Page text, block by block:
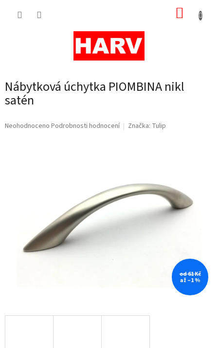
Nábytková úchytka PIOMBINA nikl
satén
Průměrné
Neohodnoceno Podrobnosti hodnocení Značka: Tulip
od 61 Kč
až –1 %